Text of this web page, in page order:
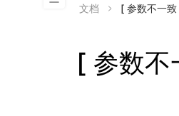
文档 [ 参数不一
[ 参数